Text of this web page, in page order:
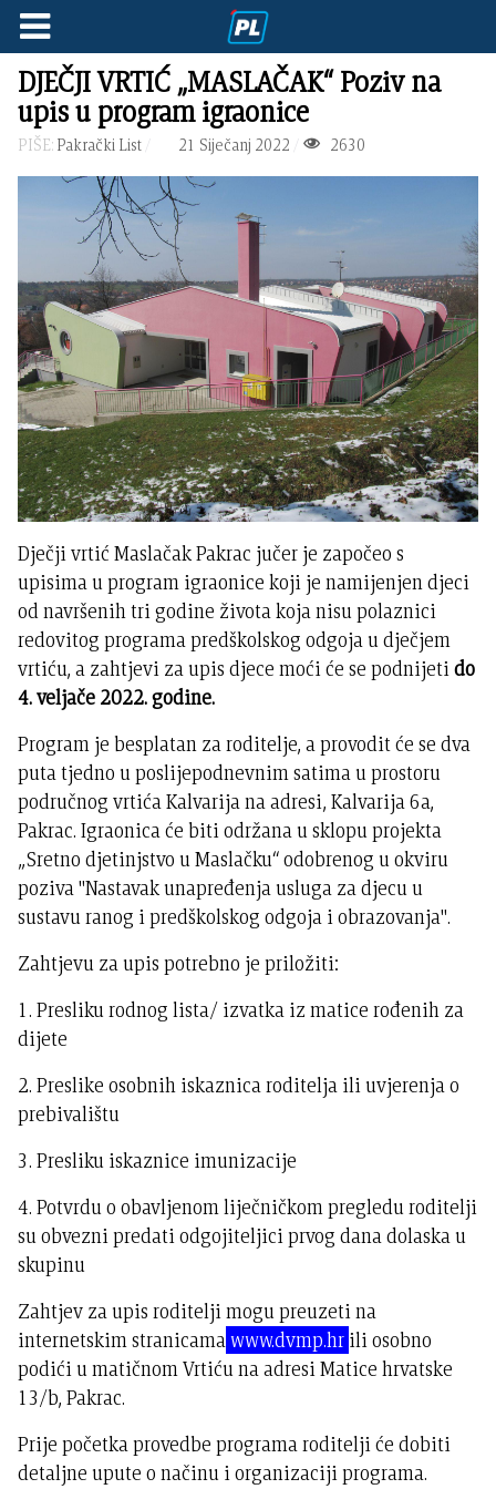
DJEČJI VRTIĆ „MASLAČAK“ Poziv na
upis u program igraonice
PIŠE: Pakrački List 21 Siječanj 2022 2630
Dječji vrtić Maslačak Pakrac jučer je započeo s
upisima u program igraonice koji je namijenjen djeci
od navršenih tri godine života koja nisu polaznici
redovitog programa predškolskog odgoja u dječjem
vrtiću, a zahtjevi za upis djece moći će se podnijetido
4. veljače 2022. godine.
Program je besplatan za roditelje, a provodit će se dva
puta tjedno u poslijepodnevnim satima u prostoru
područnog vrtića Kalvarija na adresi, Kalvarija 6a,
Pakrac. Igraonica će biti održana u sklopu projekta
„Sretno djetinjstvo u Maslačku“ odobrenog u okviru
poziva "Nastavak unapređenja usluga za djecu u
sustavu ranog i predškolskog odgoja i obrazovanja".
Zahtjevu za upis potrebno je priložiti:
1. Presliku rodnog lista/ izvatka iz matice rođenih za
dijete
2. Preslike osobnih iskaznica roditelja ili uvjerenja o
prebivalištu
3. Presliku iskaznice imunizacije
4. Potvrdu o obavljenom liječničkom pregledu roditelji
su obvezni predati odgojiteljici prvog dana dolaska u
skupinu
Zahtjev za upis roditelji mogu preuzeti na
internetskim stranicamawww.dvmp.hr ili osobno
podići u matičnom Vrtiću na adresi Matice hrvatske
13/b, Pakrac.
Prije početka provedbe programa roditelji će dobiti
detaljne upute o načinu i organizaciji programa.